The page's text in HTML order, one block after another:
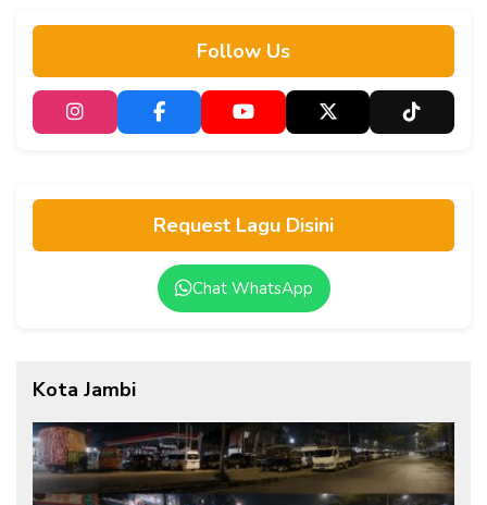
Follow Us
Request Lagu Disini
Chat WhatsApp
Kota Jambi